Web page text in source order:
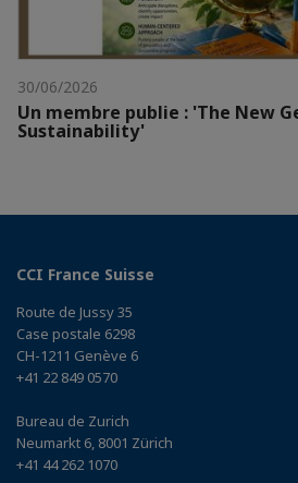
30/06/2026
Un membre publie : 'The New
Sustainability'
CCI France Suisse
Route de Jussy 35
Case postale 6298
CH-1211 Genève 6
+41 22 849 0570
Bureau de Zurich
Neumarkt 6, 8001 Zürich
+41 44 262 1070